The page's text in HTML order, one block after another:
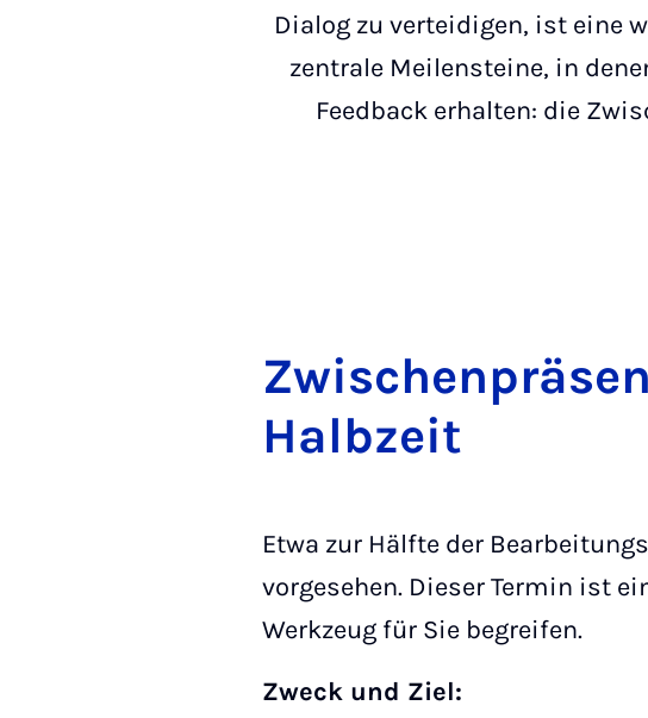
Dialog zu verteidigen, ist eine
zentrale Meilensteine, in
Feedback erhalten: die
Halb­zeit
Etwa zur Hälfte der
vorgesehen. Dieser Termin ist
Werkzeug für Sie begreifen.
Zweck und Ziel: